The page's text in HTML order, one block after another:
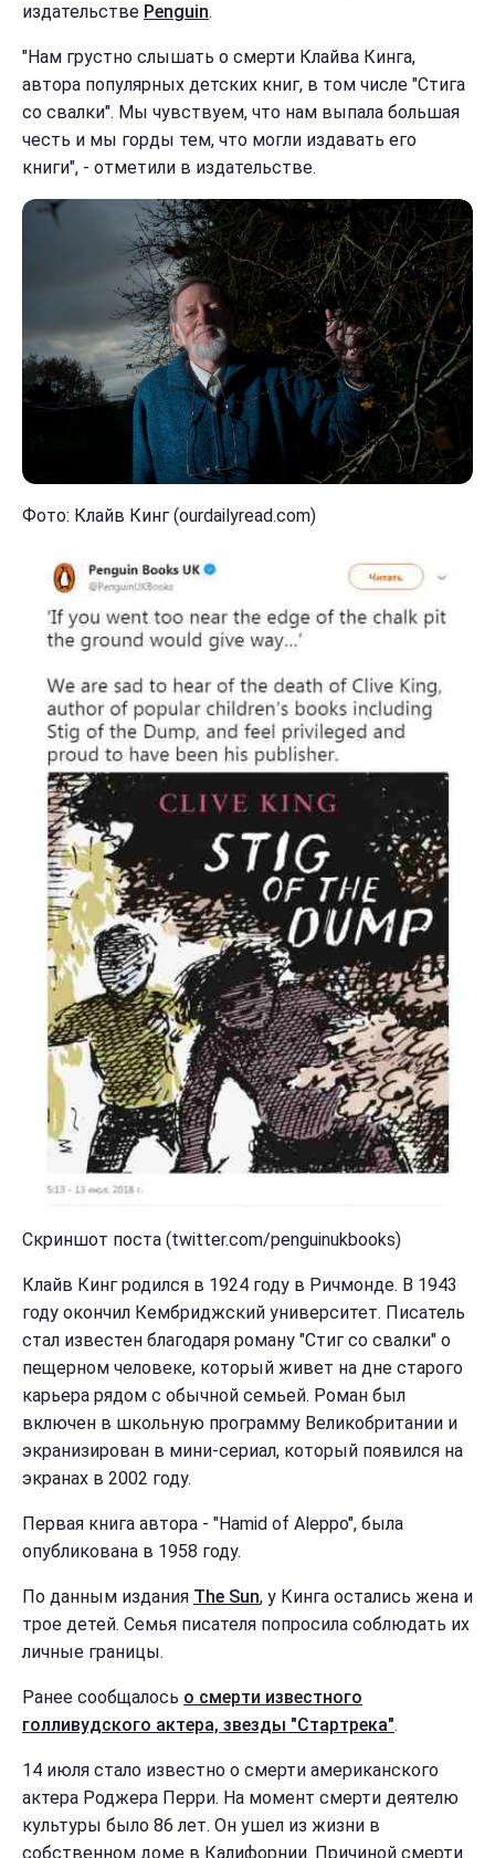
издательстве Penguin.
"Нам грустно слышать о смерти Клайва Кинга,
автора популярных детских книг, в том числе "Стига
со свалки". Мы чувствуем, что нам выпала большая
честь и мы горды тем, что могли издавать его
книги", - отметили в издательстве.
Фото: Клайв Кинг (ourdailyread.com)
Скриншот поста (twitter.com/penguinukbooks)
Клайв Кинг родился в 1924 году в Ричмонде. В 1943
году окончил Кембриджский университет. Писатель
стал известен благодаря роману "Стиг со свалки" о
пещерном человеке, который живет на дне старого
карьера рядом с обычной семьей. Роман был
включен в школьную программу Великобритании и
экранизирован в мини-сериал, который появился на
экранах в 2002 году.
Первая книга автора - "Hamid of Aleppo", была
опубликована в 1958 году.
По данным издания The Sun, у Кинга остались жена и
трое детей. Семья писателя попросила соблюдать их
личные границы.
Ранее сообщалось о смерти известного
голливудского актера, звезды "Стартрека".
14 июля стало известно о смерти американского
актера Роджера Перри. На момент смерти деятелю
культуры было 86 лет. Он ушел из жизни в
собственном доме в Калифорнии. Причиной смерти